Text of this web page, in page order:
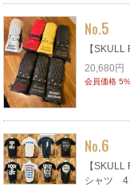
No.5
【
20,680円
会員価格
No.6
【
シャツ 4